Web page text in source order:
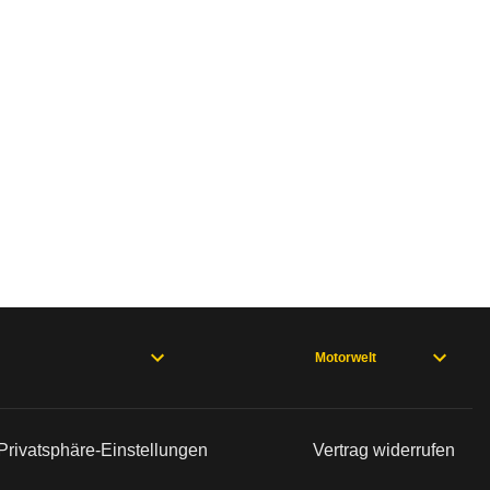
Motorwelt
Privatsphäre-Einstellungen Vertrag widerrufen